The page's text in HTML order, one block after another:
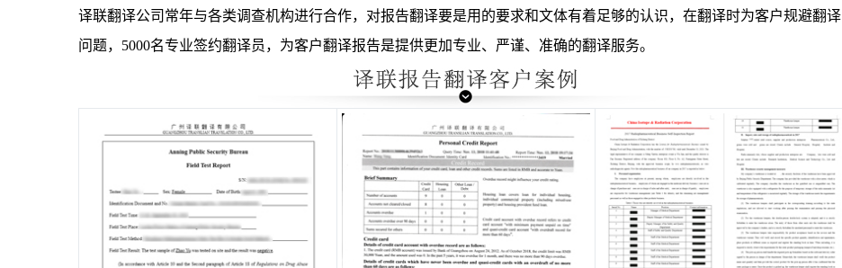
译联翻译公司常年与各类调查机构进行合作，对报告翻译要是用的要求和文体有着足够的认识，在翻译时为客户规避翻译
问题， 5000名专业签约翻译员，为客户翻译报告是提供更加专业、严谨、准确的翻译服务。